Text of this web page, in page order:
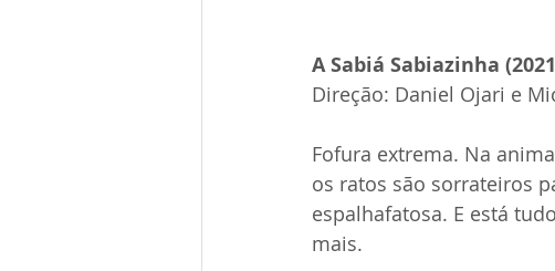
A Sabiá Sabiazinha
Direção: Daniel Ojari e
Fofura extrema. Na
os ratos são sorrateiros
espalhafatosa. E está
mais.